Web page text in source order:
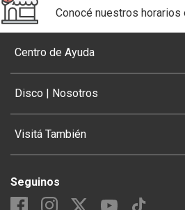
Conocé nuestros horarios
Centro de Ayuda
Disco | Nosotros
Visitá También
Seguinos